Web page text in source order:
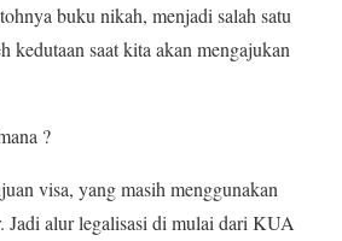
buku nikah, menjadi salah satu
kedutaan saat kita akan mengajukan
?
visa, yang masih menggunakan
Jadi alur legalisasi di mulai dari KUA